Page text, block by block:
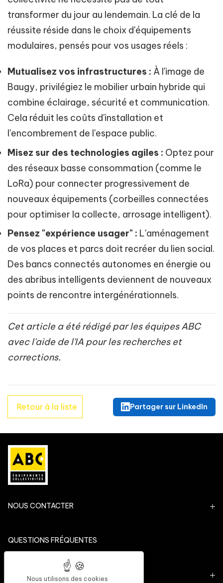
transformer du jour au lendemain. La clé de la
réussite réside dans le choix d'équipements
modulaires, pensés pour vos usages réels :
Mutualisez vos infrastructures : À l'image de
Baugy, privilégiez le mobilier urbain hybride qui
combine éclairage, sécurité et communication.
Cela réduit les coûts d'installation et
l'encombrement de l'espace public.
Misez sur des technologies agiles : Optez pour
des réseaux basse consommation (comme le
LoRa) pour connecter progressivement de
nouveaux équipements (corbeilles connectées
pour optimiser la collecte, arrosage intelligent).
Pensez "expérience usager" : L'aménagement
de vos places et parcs doit recréer du lien social.
Des bancs connectés autonomes en énergie ou
des abribus intelligents deviennent de nouveaux
points de rencontre intergénérationnels.
Cet article a été rédigé par les équipes ABC
avec l'aide de l'IA pour les recherches et
corrections.
Retour à la liste Partager sur LinkedIn
NOUS CONTACTER
QUESTIONS FRÉQUENTES
QUI SOMMES-NOUS ?
Nous utilisons des cookies